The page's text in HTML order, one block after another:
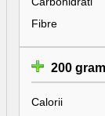
Fibre
200
Calorii